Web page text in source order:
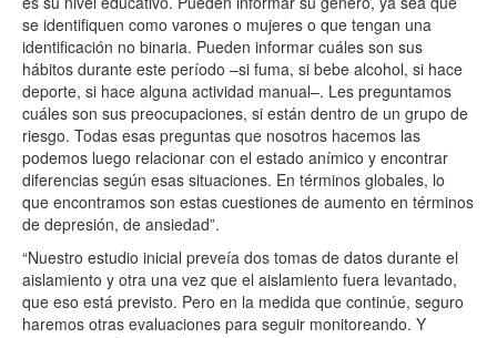
se identifiquen como varones o mujeres o que tengan una
identificación no binaria. Pueden informar cuáles son sus
hábitos durante este período –si fuma, si bebe alcohol, si hace
deporte, si hace alguna actividad manual–. Les preguntamos
cuáles son sus preocupaciones, si están dentro de un grupo de
riesgo. Todas esas preguntas que nosotros hacemos las
podemos luego relacionar con el estado anímico y encontrar
diferencias según esas situaciones. En términos globales, lo
que encontramos son estas cuestiones de aumento en términos
de depresión, de ansiedad”.
“Nuestro estudio inicial preveía dos tomas de datos durante el
aislamiento y otra una vez que el aislamiento fuera levantado,
que eso está previsto. Pero en la medida que continúe, seguro
haremos otras evaluaciones para seguir monitoreando. Y